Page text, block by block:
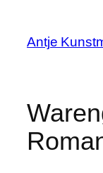
springen
Antje